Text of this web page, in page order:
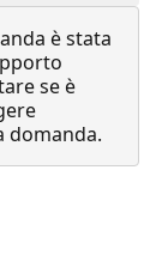
è stata
se è
domanda.